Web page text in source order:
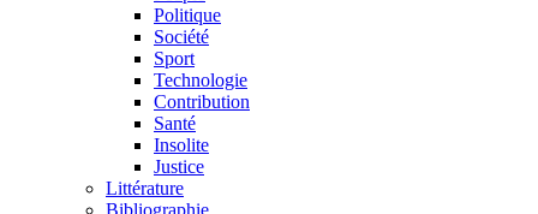
Politique
Société
Sport
Technologie
Contribution
Santé
Insolite
Justice
Littérature